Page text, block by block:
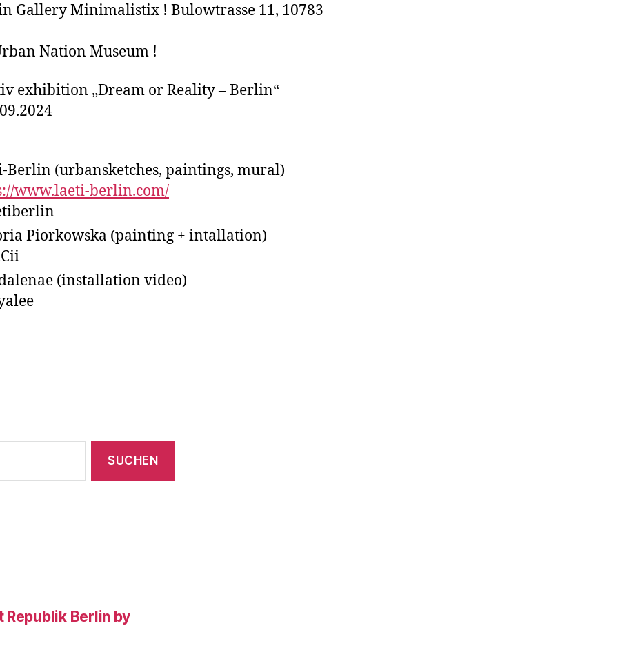
Gallery Minimalistix ! Bulowtrasse 11, 10783
Nation Museum !
exhibition „Dream or Reality – Berlin“
Berlin (urbansketches, paintings, mural)
www.laeti-berlin.com/
Piorkowska (painting + intallation)
(installation video)
Republik Berlin by